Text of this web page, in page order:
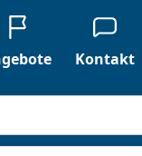
Kontakt